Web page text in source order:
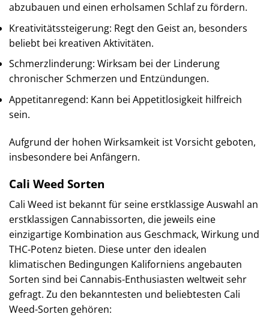
abzubauen und einen erholsamen Schlaf zu fördern.
Kreativitätssteigerung: Regt den Geist an, besonders
beliebt bei kreativen Aktivitäten.
Schmerzlinderung: Wirksam bei der Linderung
chronischer Schmerzen und Entzündungen.
Appetitanregend: Kann bei Appetitlosigkeit hilfreich
sein.
Aufgrund der hohen Wirksamkeit ist Vorsicht geboten,
insbesondere bei Anfängern.
Cali Weed Sorten
Cali Weed ist bekannt für seine erstklassige Auswahl an
erstklassigen Cannabissorten, die jeweils eine
einzigartige Kombination aus Geschmack, Wirkung und
THC-Potenz bieten. Diese unter den idealen
klimatischen Bedingungen Kaliforniens angebauten
Sorten sind bei Cannabis-Enthusiasten weltweit sehr
gefragt. Zu den bekanntesten und beliebtesten Cali
Weed-Sorten gehören: